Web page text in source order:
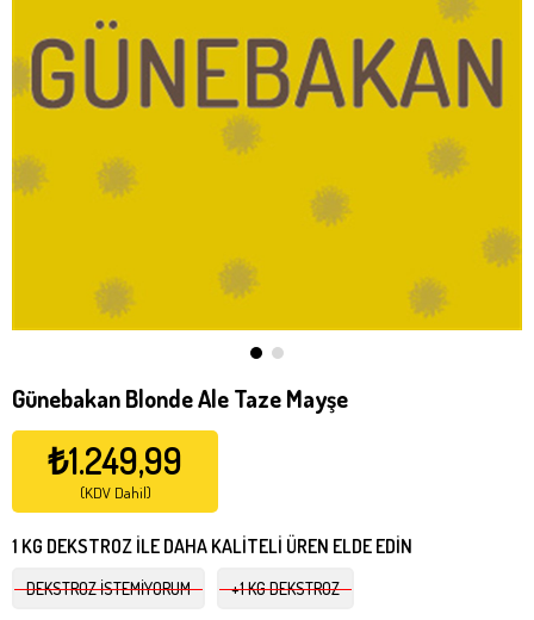
Günebakan Blonde Ale Taze Mayşe
₺1.249,99
(KDV Dahil)
1 KG DEKSTROZ İLE DAHA KALİTELİ ÜREN ELDE EDİN
DEKSTROZ İSTEMİYORUM +1 KG DEKSTROZ